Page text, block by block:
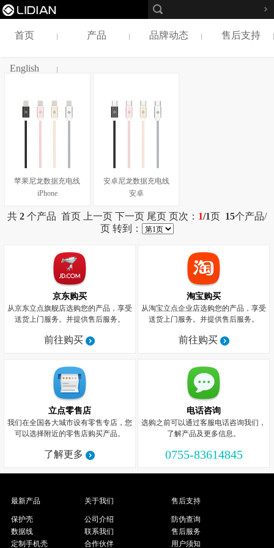
首页 产品 品牌动态 售后支持
English
苹果尼龙数据充电线
iPhone
安卓尼龙数据充电线
安卓
共 2个产品 首页 上一页 下一页 尾页 页次： 1/1页 15个产品/
页 转到：
京东购买
从京东立点旗舰店选购您的产品，享受
送货上门服务。并提供售后服务。
前往购买
淘宝购买
从淘宝立点企业店选购您的产品，享受
送货上门服务。并提供售后服务。
前往购买
立点零售店
我们在全国各大城市设有零售专店，您
可以选择附近的零售店购买产品。
了解更多
电话咨询
选购之前可以通过客服电话咨询我们，
了解产品及更多信息。
0755-83614845
最新产品
保护壳
数据线
定制手机壳
关于我们
公司介绍
联系我们
合作伙伴
售后支持
防伪查询
售后服务
用户须知